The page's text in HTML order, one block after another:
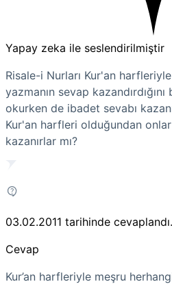
Yapay zeka ile seslendirilmiştir
Risale-i Nurları Kur'an
yazmanın sevap
okurken de ibadet sevabı
Kur'an harfleri olduğundan
kazanırlar mı?
03.02.2011 tarihinde cevaplandı.
Cevap
Kur’an harfleriyle meşru